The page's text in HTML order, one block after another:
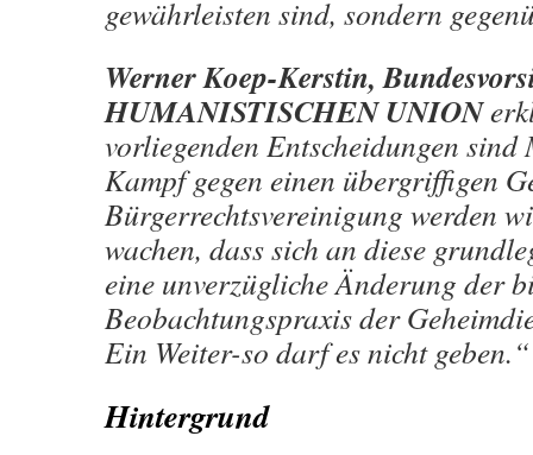
gewährleisten sind, sondern
Werner Koep-Kerstin,
HUMANISTISCHEN UNION
vorliegenden Entscheidungen sind
Kampf gegen einen übergriffigen
Bürgerrechtsvereinigung werden
wachen, dass sich an diese
eine unverzügliche Änderung der
Beobachtungspraxis der
Ein Weiter-so darf es nicht geben.“
Hintergrund